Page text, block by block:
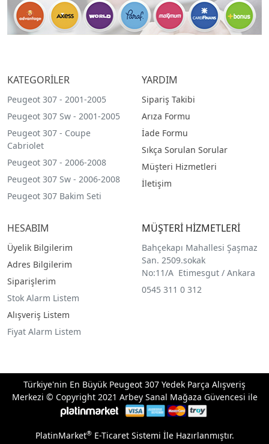
KATEGORİLER
Peugeot 307 - 2001-2005
Peugeot 307 Sw - 2001-2005
Peugeot 307 - Coupe
Cabriolet
Peugeot 307 - 2006-2008
Peugeot 307 Sw - 2006-2008
Peugeot 307 Bakim Seti
YARDIM
Sipariş Takibi
Arıza Formu
İade Formu
Sıkça Sorulan Sorular
Müşteri Hizmetleri
İletişim
HESABIM
Üyelik Bilgilerim
Adres Bilgilerim
Siparişlerim
Stok Alarm Listem
Alışveriş Listem
Fiyat Alarm Listem
MÜŞTERİ HİZMETLERİ
Bahçekapı Mahallesi Şaşmaz
San. 2509.sokak
No:11/A Etimesgut / Ankara
0545 311 0 312
Türkiye'nin En Büyük Peugeot 307 Yedek Parça Alışveriş
Merkezi © Copyright 2021 Arbey Sanal Mağaza Güvencesi ile
PlatinMarket®E-Ticaret Sistemi İle Hazırlanmıştır.